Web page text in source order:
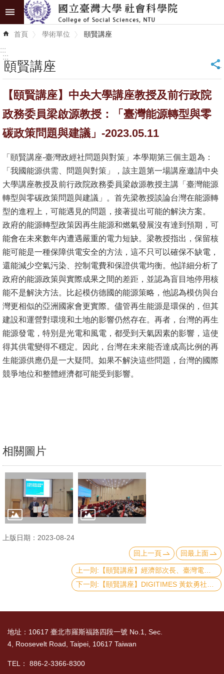
跳到主要內容區塊
進
階
識
學
術
單
位
研
究
消
息
公
告
國
際
化
高
教
及
文
件
輔
&
學
資
源
與
首頁 學術單位 頤賢講座
:::
:::
頤賢講座 _
【頤賢講座】中央大學講座教授及前行政院
政務委員梁啟源教授：「臺灣能源轉型與零
碳政策問題與建議」-2023.05.11
「頤賢講座-臺灣政經社問題與對策」本學期第三個主題為：
「我國能源供需、問題與對策」，該主題第一場講座邀請中央
大學講座教授及前行政院政務委員梁啟源教授主講「臺灣能源
轉型與零碳政策問題與建議」。首先梁教授談論台灣在能源轉
型的進程上，可能遇見的問題，接著提出可能的解決方案。
政府的能源轉型政策因再生能源和燃氣發展沒有達到預期，可
能會在未來數年內遭遇嚴重的電力短缺。梁教授指出，保留核
能可能是一種保障供電安全的方法，這不只可以確保不缺電，
還能減少空氣污染、控制電費和保證供電均衡。他詳細分析了
政府的能源政策與實際成果之間的差距，並認為盲目地停用核
能不是解決方法。比起模仿德國的能源策略，他認為模仿與台
灣更相似的亞洲國家會更實際。儘管再生能源是環保的，但其
建設和運營對環境和土地的影響仍然存在。再者，台灣的再生
能源發電，特別是光電和風電，都受到天氣因素的影響，這使
得其供電變得不穩定。因此，台灣在未來能否達成高比例的再
生能源供應仍是一大疑問。如果不解決這些問題，台灣的國際
競爭地位和整體經濟都可能受到影響。
相關圖片
上版日期：2023-08-24
回上一頁
回最上面
地址：10617 臺北市羅斯福路四段一號 No.1, Sec.
4, Roosevelt Road, Taipei, 10617 Taiwan
TEL： 886-2-3366-8300